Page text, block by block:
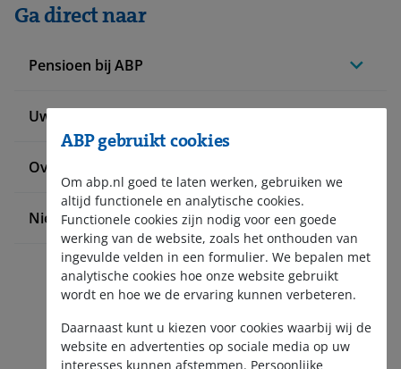
Ga direct naar
Pensioen bij ABP
Uw situatie verandert
Over ABP
Nieuws en pers
ABP gebruikt cookies
Om abp.nl goed te laten werken, gebruiken we
altijd functionele en analytische cookies.
Functionele cookies zijn nodig voor een goede
werking van de website, zoals het onthouden van
ingevulde velden in een formulier. We bepalen met
analytische cookies hoe onze website gebruikt
wordt en hoe we de ervaring kunnen verbeteren.
Daarnaast kunt u kiezen voor cookies waarbij wij de
website en advertenties op sociale media op uw
interesses kunnen afstemmen. Persoonlijke